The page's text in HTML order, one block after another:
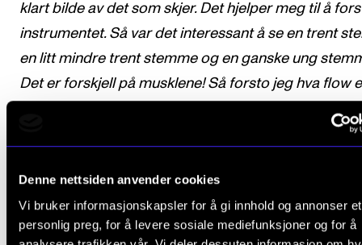
Denne nettsiden anvender cookies
Vi bruker informasjonskapsler for å gi innhold og annonser et
personlig preg, for å levere sosiale mediefunksjoner og for å
klart bilde av det som skjer. Det hjelper meg til å
instrumentet. Så var det interessant å se en trent
en litt mindre trent stemme og en ganske ung
Det er forskjell på musklene! Så forsto jeg hva flow
Studentene har gjennom prosjektet fått en større
forståelse for stemmen som instrument.
er byttet ut med navn på muskler og det lærer og